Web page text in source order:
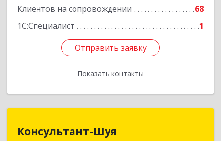
Клиентов на сопровождении
68
1С:Специалист
1
Отправить заявку
Показать контакты
Отправить заявку
Назад
Консультант-Шуя